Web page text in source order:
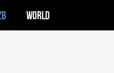
WORLD